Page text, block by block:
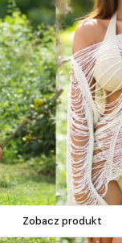
Zobacz produkt